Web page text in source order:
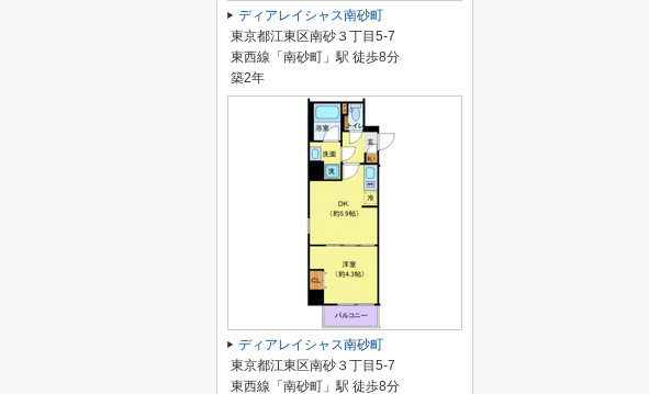
ディアレイシャス南砂町
東京都江東区南砂３丁目5-7
東西線「南砂町」駅 徒歩8分
築2年
ディアレイシャス南砂町
東京都江東区南砂３丁目5-7
東西線「南砂町」駅 徒歩8分